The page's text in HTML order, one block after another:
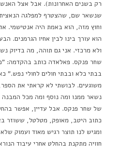
רק בשנים האחרונות). אבל אצל
שנשאר שם, שהצטרף למפלגה
וחוץ מזה, הוא באמת היה אנטישמי.
הוא עורך בינו לבין אחיו הגרמנים.
ולא מרכזי. אני גם תוהה, מה בדיוק
שחר פנקס. פאלאדה כותב בהקדמה:
בבתי כלא ובבתי חולים לחולי נפש."
משוגעים. לבושתי לא קראתי את
נשאר ממנו ומה נוסף ומה מכל
של שחר פנקס. אבל עדיין, אפשר
כתוב היטב, מאופק, מטלטל, ששוזר
ומגיש לנו תוצר רגיש מאוד ועמוק
חוויה מתקנת בהחלט אחרי עיבוד